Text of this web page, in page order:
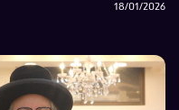
18/01/2026